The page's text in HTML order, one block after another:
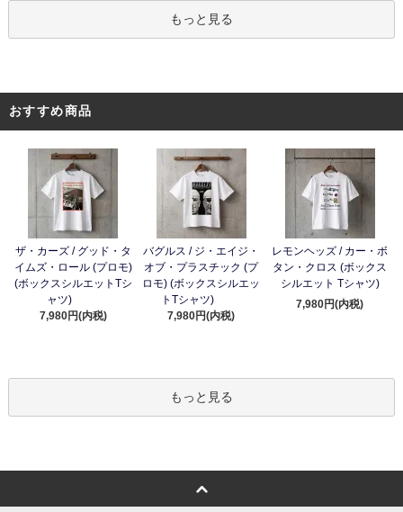
もっと見る
おすすめ商品
ザ・カーズ / グッド・タ
イムズ・ロール (プロモ)
(ボックスシルエットTシ
ャツ)
7,980円(内税)
バグルス / ジ・エイジ・
オブ・プラスチック (プ
ロモ) (ボックスシルエッ
トTシャツ)
7,980円(内税)
レモンヘッズ / カー・ボ
タン・クロス (ボックス
シルエット Tシャツ)
7,980円(内税)
もっと見る